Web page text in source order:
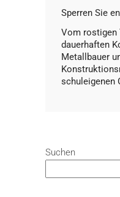
Sperren Sie
Vom rostigen
dauerhaften
Metallbauer
schuleigenen
Suchen